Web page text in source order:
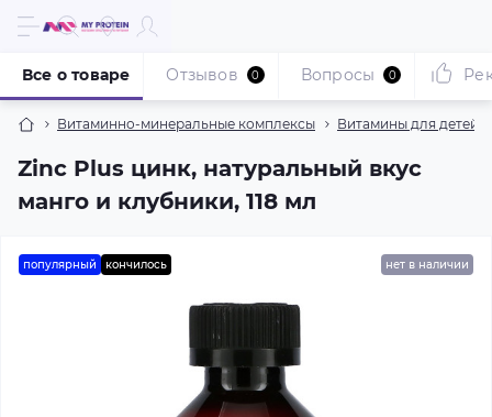
Витаминно-минеральные комплексы Витамины для детей
Zinc Plus цинк, натуральный вкус
манго и клубники, 118 мл
Все о товаре Отзывов 0 Вопросы 0
популярный кончилось нет в наличии